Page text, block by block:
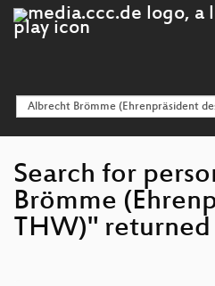
Search for
Brömme
THW)" returned